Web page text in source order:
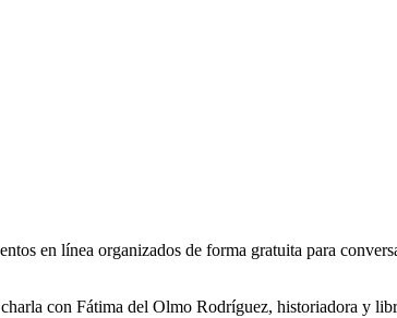
en línea organizados de forma gratuita para
con Fátima del Olmo Rodríguez, historiadora y